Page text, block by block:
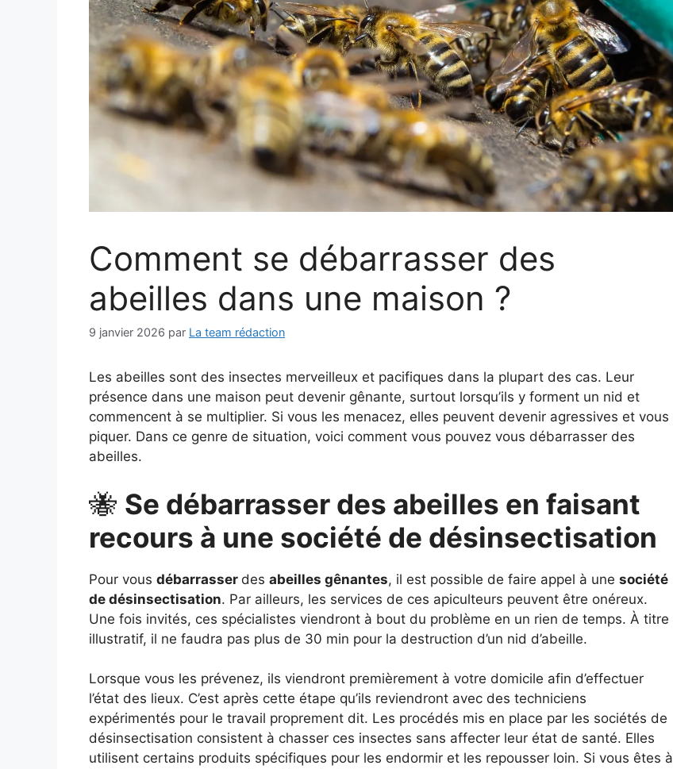
Comment se débarrasser des
abeilles dans une maison ?
9 janvier 2026 par La team rédaction
Les abeilles sont des insectes merveilleux et pacifiques dans la plupart des cas. Leur
présence dans une maison peut devenir gênante, surtout lorsqu’ils y forment un nid et
commencent à se multiplier. Si vous les menacez, elles peuvent devenir agressives et vous
piquer. Dans ce genre de situation, voici comment vous pouvez vous débarrasser des
abeilles.
🐝 Se débarrasser des abeilles en faisant
recours à une société de désinsectisation
Pour vous débarrasser des abeilles gênantes, il est possible de faire appel à une société
de désinsectisation. Par ailleurs, les services de ces apiculteurs peuvent être onéreux.
Une fois invités, ces spécialistes viendront à bout du problème en un rien de temps. À titre
illustratif, il ne faudra pas plus de 30 min pour la destruction d’un nid d’abeille.
Lorsque vous les prévenez, ils viendront premièrement à votre domicile afin d’effectuer
l’état des lieux. C’est après cette étape qu’ils reviendront avec des techniciens
expérimentés pour le travail proprement dit. Les procédés mis en place par les sociétés de
désinsectisation consistent à chasser ces insectes sans affecter leur état de santé. Elles
utilisent certains produits spécifiques pour les endormir et les repousser loin. Si vous êtes à